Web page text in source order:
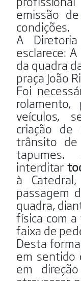
emissão
condições.
A
esclarece:
da quadra
praça João
Foi
veículos,
criação de
trânsito
interditar
à
passagem
quadra,
física com
faixa de
Desta
em sentido
em